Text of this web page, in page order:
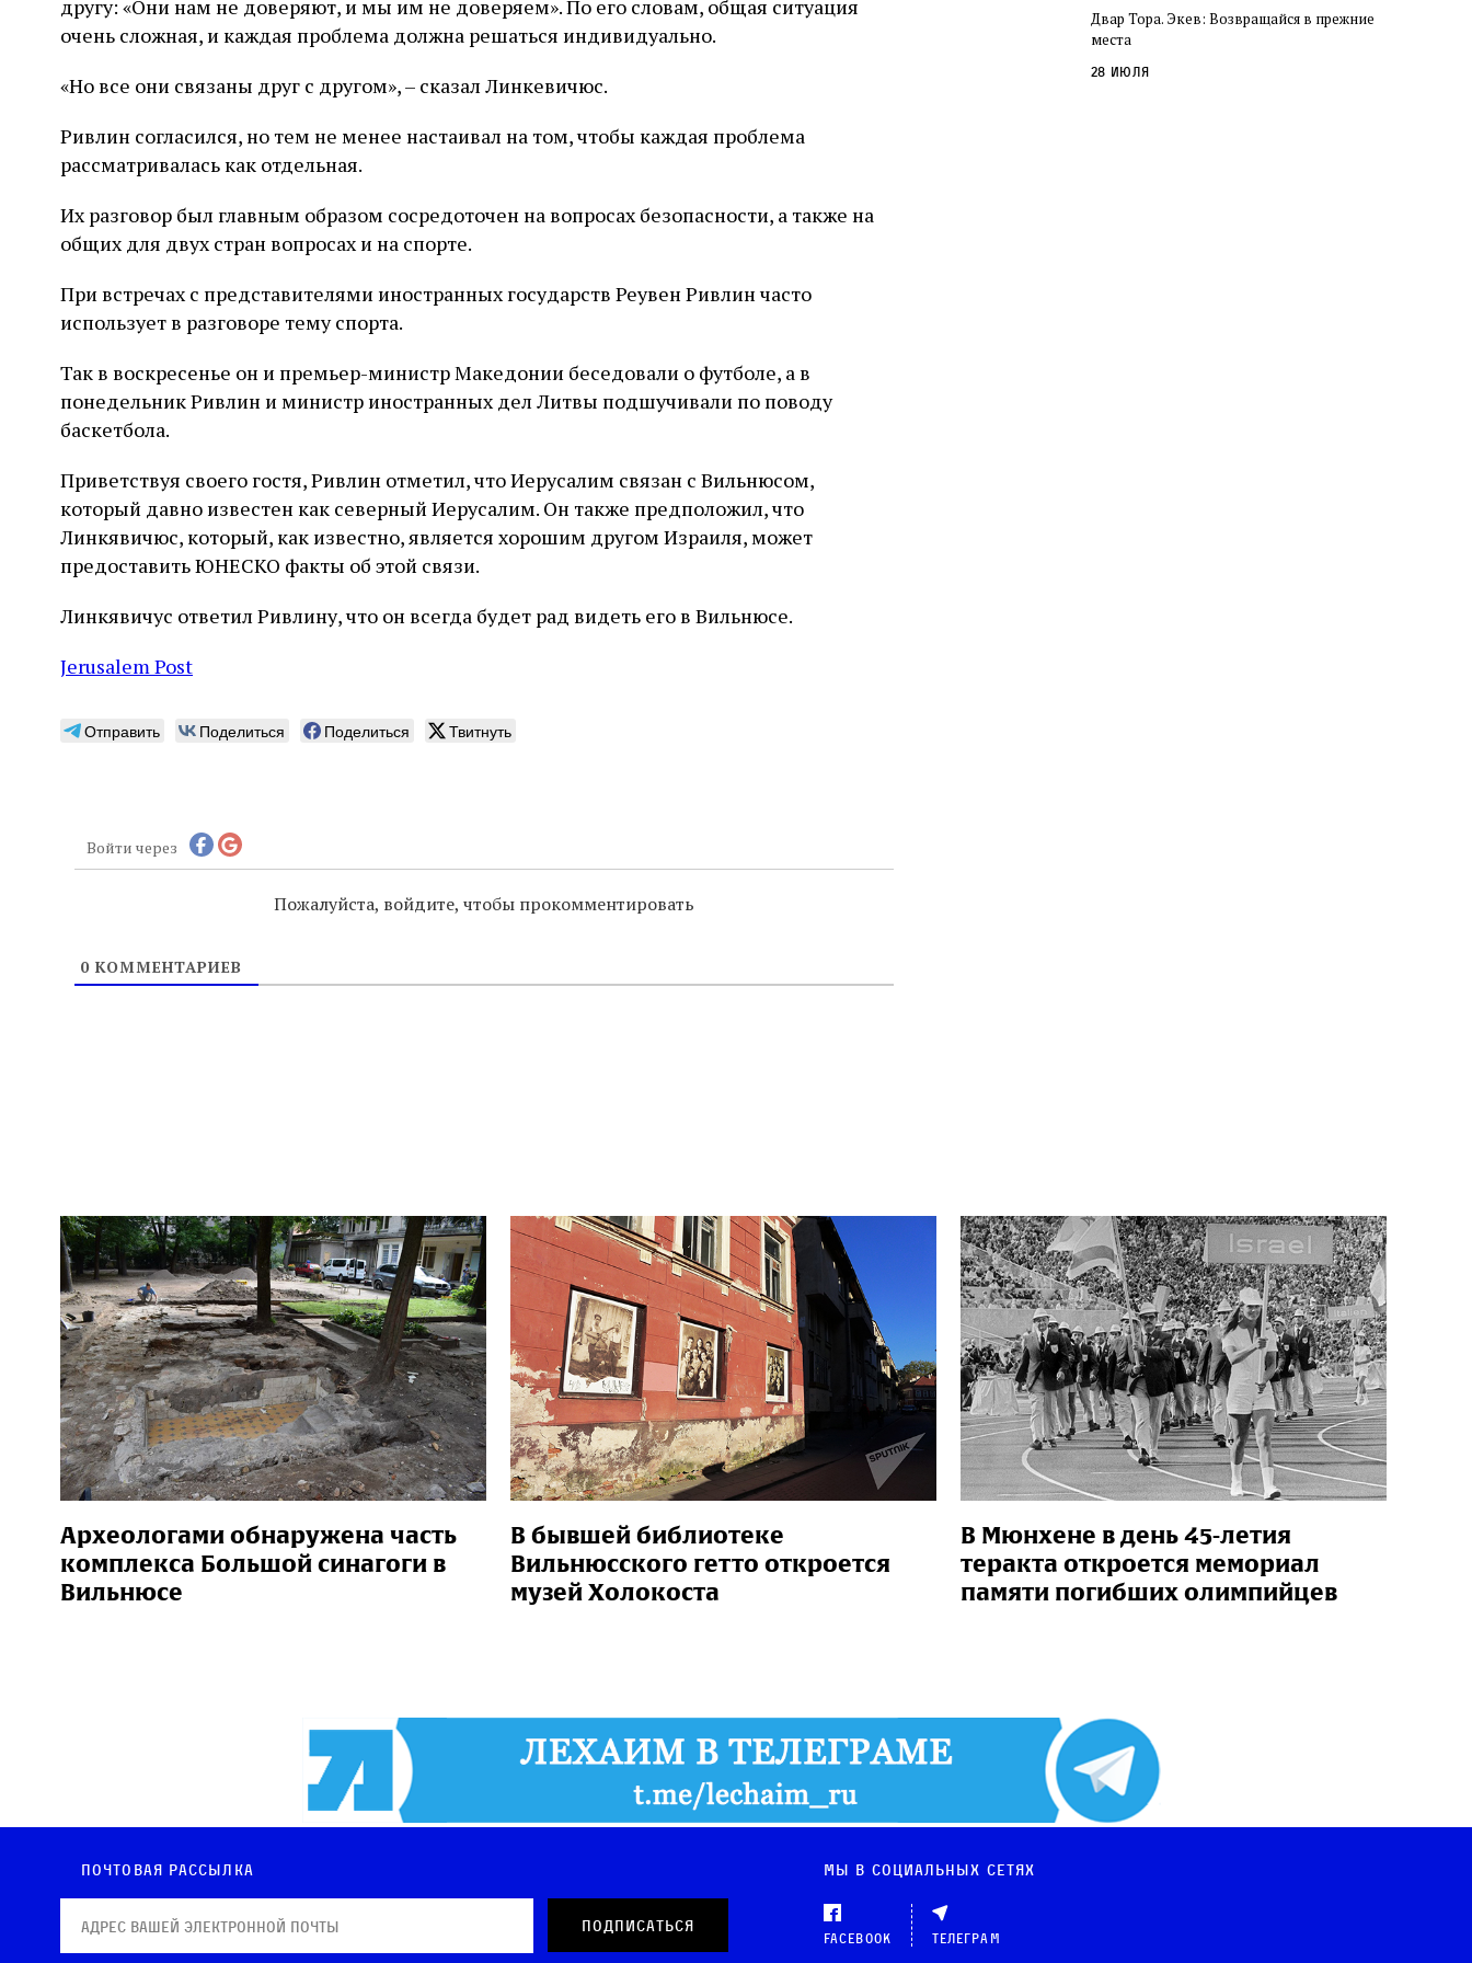
другу: «Они нам не доверяют, и мы им не доверяем». По его словам, общая ситуация
очень сложная, и каждая проблема должна решаться индивидуально.
«Но все они связаны друг с другом», – сказал Линкевичюс.
Ривлин согласился, но тем не менее настаивал на том, чтобы каждая проблема
рассматривалась как отдельная.
Их разговор был главным образом сосредоточен на вопросах безопасности, а также на
общих для двух стран вопросах и на спорте.
При встречах с представителями иностранных государств Реувен Ривлин часто
использует в разговоре тему спорта.
Так в воскресенье он и премьер-министр Македонии беседовали о футболе, а в
понедельник Ривлин и министр иностранных дел Литвы подшучивали по поводу
баскетбола.
Приветствуя своего гостя, Ривлин отметил, что Иерусалим связан с Вильнюсом,
который давно известен как северный Иерусалим. Он также предположил, что
Линкявичюс, который, как известно, является хорошим другом Израиля, может
предоставить ЮНЕСКО факты об этой связи.
Линкявичус ответил Ривлину, что он всегда будет рад видеть его в Вильнюсе.
Jerusalem Post
Отправить Поделиться Поделиться Твитнуть
Войти через
Пожалуйста, войдите, чтобы прокомментировать
0КОММЕНТАРИЕВ
слово в переводе Библии
Двар Тора. Экев: Возвращайся в прежние
места
28 июля
Археологами обнаружена часть
комплекса Большой синагоги в
Вильнюсе
В бывшей библиотеке
Вильнюсского гетто откроется
музей Холокоста
В Мюнхене в день 45-летия
теракта откроется мемориал
памяти погибших олимпийцев
Почтовая рассылка Мы в социальных сетях
Facebook Телеграм